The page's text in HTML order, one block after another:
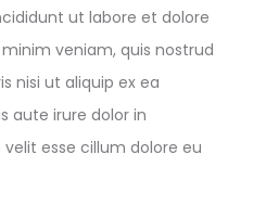
ut labore et dolore
veniam, quis nostrud
nisi ut aliquip ex ea
aute irure dolor in
esse cillum dolore eu